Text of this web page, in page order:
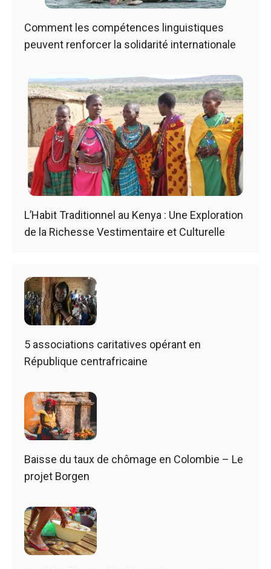
Comment les compétences linguistiques
peuvent renforcer la solidarité internationale
L’Habit Traditionnel au Kenya : Une Exploration
de la Richesse Vestimentaire et Culturelle
5 associations caritatives opérant en
République centrafricaine
Baisse du taux de chômage en Colombie – Le
projet Borgen